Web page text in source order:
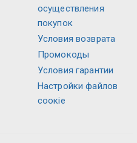
осуществления
покупок
Условия возврата
Промокоды
Условия гарантии
Настройки файлов
соокіе